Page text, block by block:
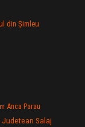
din Şimleu
Anca Parau
Salaj